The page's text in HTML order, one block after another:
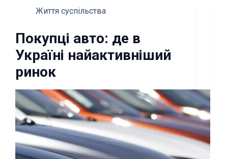
Життя суспільства
Покупці авто: де в
Україні найактивніший
ринок